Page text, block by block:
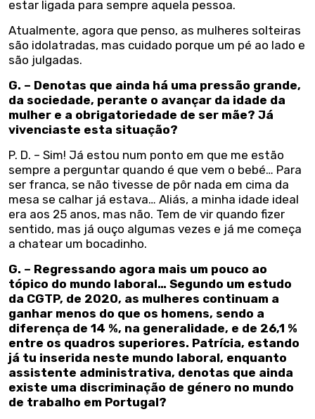
estar ligada para sempre aquela pessoa.
Atualmente, agora que penso, as mulheres solteiras
são idolatradas, mas cuidado porque um pé ao lado e
são julgadas.
G. – Denotas que ainda há uma pressão grande,
da sociedade, perante o avançar da idade da
mulher e a obrigatoriedade de ser mãe? Já
vivenciaste esta situação?
P. D. – Sim! Já estou num ponto em que me estão
sempre a perguntar quando é que vem o bebé… Para
ser franca, se não tivesse de pôr nada em cima da
mesa se calhar já estava… Aliás, a minha idade ideal
era aos 25 anos, mas não. Tem de vir quando fizer
sentido, mas já ouço algumas vezes e já me começa
a chatear um bocadinho.
G. – Regressando agora mais um pouco ao
tópico do mundo laboral… Segundo um estudo
da CGTP, de 2020, as mulheres continuam a
ganhar menos do que os homens, sendo a
diferença de 14 %, na generalidade, e de 26,1 %
entre os quadros superiores. Patrícia, estando
já tu inserida neste mundo laboral, enquanto
assistente administrativa, denotas que ainda
existe uma discriminação de género no mundo
de trabalho em Portugal?